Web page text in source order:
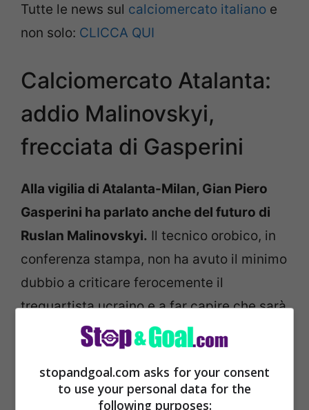
Tutte le news sul calciomercato italiano e
non solo: CLICCA QUI
Calciomercato Atalanta:
addio Malinovskyi,
frecciata di Gasperini
Alla vigilia di Atalanta-Milan, Gian Piero
Gasperini ha parlato anche del futuro di
Ruslan Malinovskyi. Il tecnico orobico, in
conferenza stampa, non ha avuto il minimo
dubbio a criticare ferocemente il
trequartista ucraino e a far capire che sarà
lui il prossimo ad essere ceduto.
stopandgoal.com asks for your consent
to use your personal data for the
following purposes: